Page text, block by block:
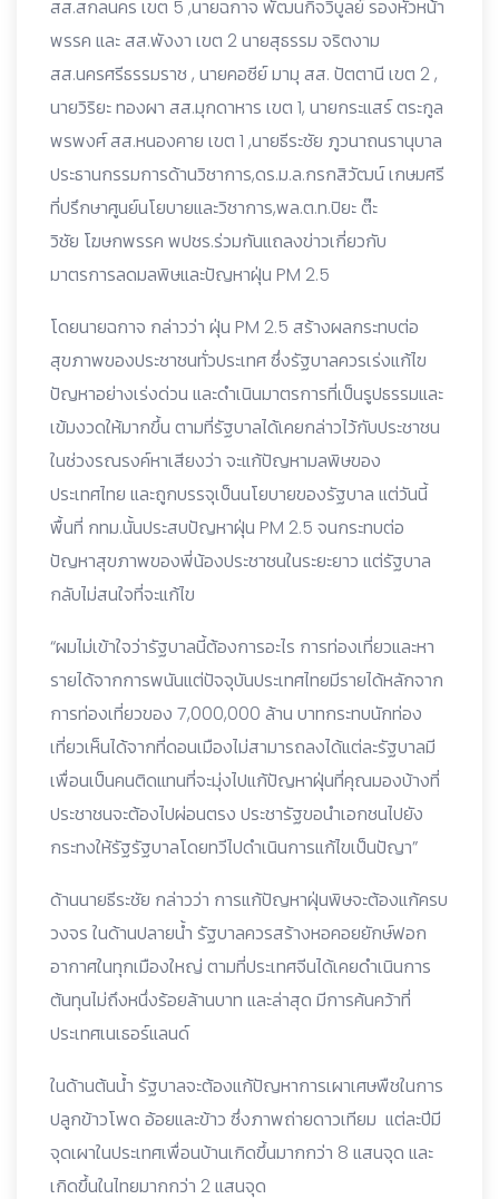
สส.สกลนคร เขต 5 ,นายฉกาจ พัฒนกิจวิบูลย์ รองหัวหน้า
พรรค และ สส.พังงา เขต 2 นายสุธรรม จริตงาม
สส.นครศรีธรรมราช , นายคอซีย์ มามุ สส. ปัตตานี เขต 2 ,
นายวิริยะ ทองผา สส.มุกดาหาร เขต 1, นายกระแสร์ ตระกูล
พรพงศ์ สส.หนองคาย เขต 1 ,นายธีระชัย ภูวนาถนรานุบาล
ประธานกรรมการด้านวิชาการ,ดร.ม.ล.กรกสิวัฒน์ เกษมศรี
ที่ปรึกษาศูนย์นโยบายและวิชาการ,พล.ต.ท.ปิยะ ต๊ะ
วิชัย โฆษกพรรค พปชร.ร่วมกันแถลงข่าวเกี่ยวกับ
มาตรการลดมลพิษและปัญหาฝุ่น PM 2.5
โดยนายฉกาจ กล่าวว่า ฝุ่น PM 2.5 สร้างผลกระทบต่อ
สุขภาพของประชาชนทั่วประเทศ ซึ่งรัฐบาลควรเร่งแก้ไฃ
ปัญหาอย่างเร่งด่วน และดำเนินมาตรการที่เป็นรูปธรรมและ
เข้มงวดให้มากขึ้น ตามที่รัฐบาลได้เคยกล่าวไว้กับประชาชน
ในช่วงรณรงค์หาเสียงว่า จะแก้ปัญหามลพิษของ
ประเทศไทย และถูกบรรจุเป็นนโยบายของรัฐบาล แต่วันนี้
พื้นที่ กทม.นั้นประสบปัญหาฝุ่น PM 2.5 จนกระทบต่อ
ปัญหาสุขภาพของพี่น้องประชาชนในระยะยาว แต่รัฐบาล
กลับไม่สนใจที่จะแก้ไข
“ผมไม่เข้าใจว่ารัฐบาลนี้ต้องการอะไร การท่องเที่ยวและหา
รายได้จากการพนันแต่ปัจจุบันประเทศไทยมีรายได้หลักจาก
การท่องเที่ยวของ 7,000,000 ล้าน บาทกระทบนักท่อง
เที่ยวเห็นได้จากที่ดอนเมืองไม่สามารถลงได้แต่ละรัฐบาลมี
เพื่อนเป็นคนติดแทนที่จะมุ่งไปแก้ปัญหาฝุ่นที่คุณมองบ้างที่
ประชาชนจะต้องไปผ่อนตรง ประชารัฐขอนำเอกชนไปยัง
กระทงให้รัฐรัฐบาลโดยทวีไปดำเนินการแก้ไขเป็นปัญา”
ด้านนายธีระชัย กล่าวว่า การแก้ปัญหาฝุ่นพิษจะต้องแก้ครบ
วงจร ในด้านปลายน้ำ รัฐบาลควรสร้างหอคอยยักษ์ฟอก
อากาศในทุกเมืองใหญ่ ตามที่ประเทศจีนได้เคยดำเนินการ
ต้นทุนไม่ถึงหนึ่งร้อยล้านบาท และล่าสุด มีการค้นคว้าที่
ประเทศเนเธอร์แลนด์
ในด้านต้นน้ำ รัฐบาลจะต้องแก้ปัญหาการเผาเศษพืชในการ
ปลูกข้าวโพด อ้อยและข้าว ซึ่งภาพถ่ายดาวเทียม แต่ละปีมี
จุดเผาในประเทศเพื่อนบ้านเกิดขึ้นมากกว่า 8 แสนจุด และ
เกิดขึ้นในไทยมากกว่า 2 แสนจุด